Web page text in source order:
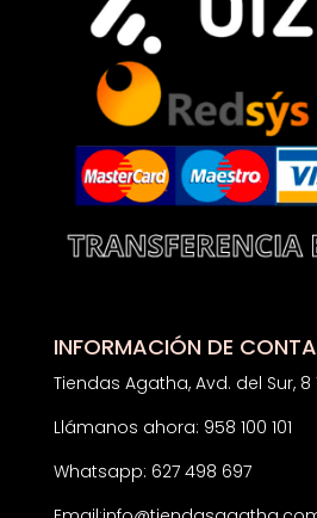
INFORMACIÓN DE
Tiendas Agatha, Avd. del Sur, 8
Llámanos ahora: 958 100 101
Whatsapp: 627 498 697